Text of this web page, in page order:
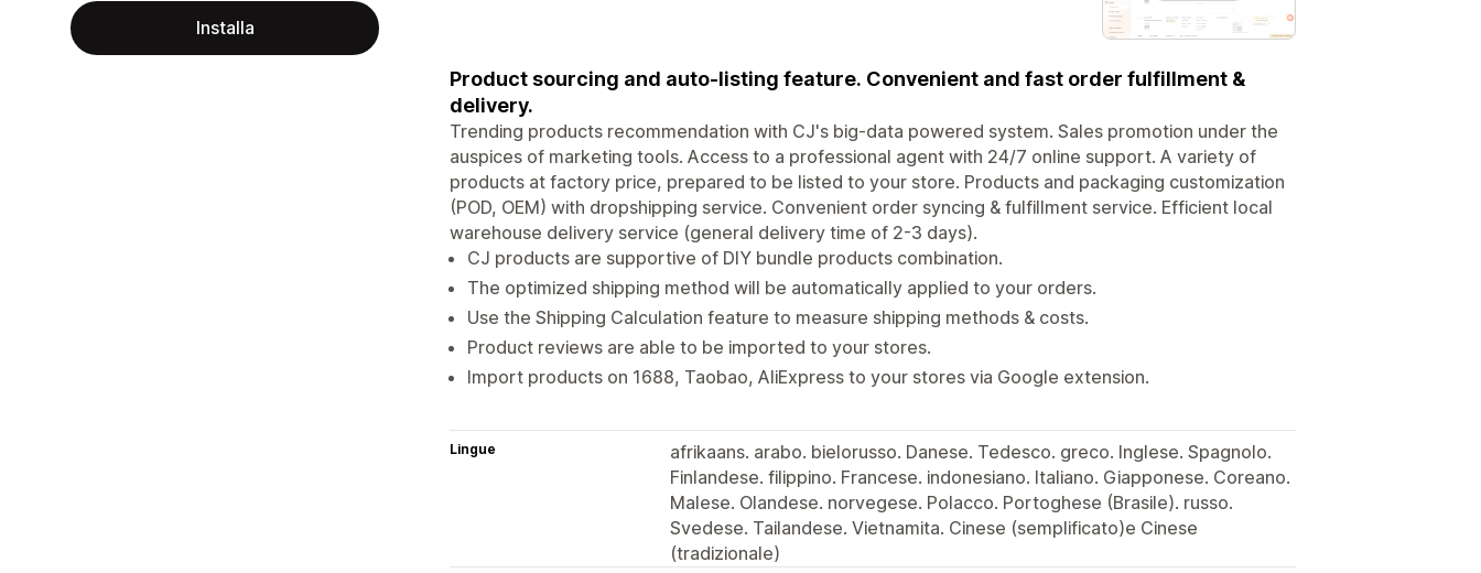
Installa
Product sourcing and auto-listing feature. Convenient and fast order fulfillment &
delivery.
Trending products recommendation with CJ's big-data powered system. Sales promotion under the
auspices of marketing tools. Access to a professional agent with 24/7 online support. A variety of
products at factory price, prepared to be listed to your store. Products and packaging customization
(POD, OEM) with dropshipping service. Convenient order syncing & fulfillment service. Efficient local
warehouse delivery service (general delivery time of 2-3 days).
CJ products are supportive of DIY bundle products combination.
The optimized shipping method will be automatically applied to your orders.
Use the Shipping Calculation feature to measure shipping methods & costs.
Product reviews are able to be imported to your stores.
Import products on 1688, Taobao, AliExpress to your stores via Google extension.
Lingue
afrikaans. arabo. bielorusso. Danese. Tedesco. greco. Inglese. Spagnolo.
Finlandese. filippino. Francese. indonesiano. Italiano. Giapponese. Coreano.
Malese. Olandese. norvegese. Polacco. Portoghese (Brasile). russo.
Svedese. Tailandese. Vietnamita. Cinese (semplificato)e Cinese
(tradizionale)